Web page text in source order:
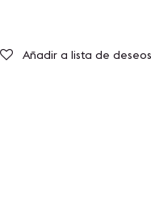
Añadir a lista de